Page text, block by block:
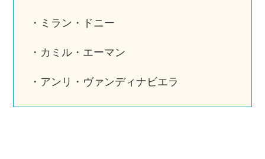
・ミラン・ドニー
・カミル・エーマン
・アンリ・ヴァンディナビエラ